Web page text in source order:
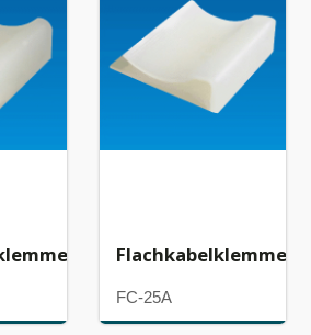
Flachkabelklemme
FC-25A